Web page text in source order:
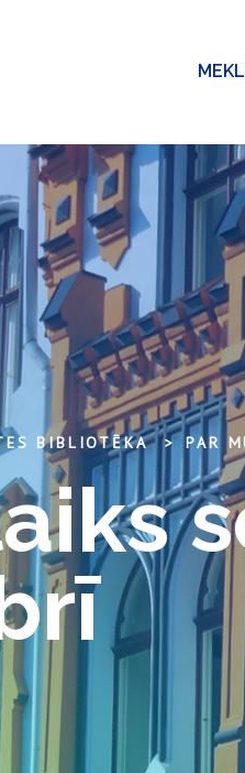
BIBLIOTĒKA PAR